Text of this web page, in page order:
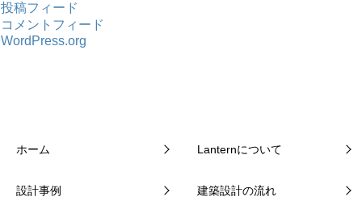
投稿フィード
コメントフィード
WordPress.org
ホーム Lanternについて
設計事例 建築設計の流れ